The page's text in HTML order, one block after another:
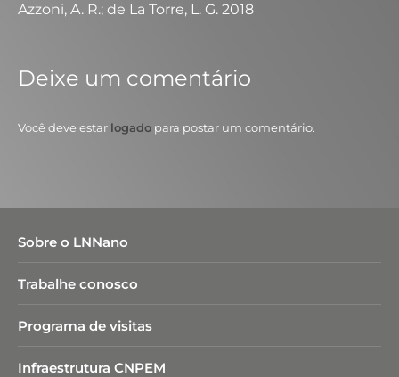
Azzoni, A. R.; de La Torre, L. G. 2018
Deixe um comentário
Você deve estar logado para postar um comentário.
Sobre o LNNano
Trabalhe conosco
Programa de visitas
Infraestrutura CNPEM